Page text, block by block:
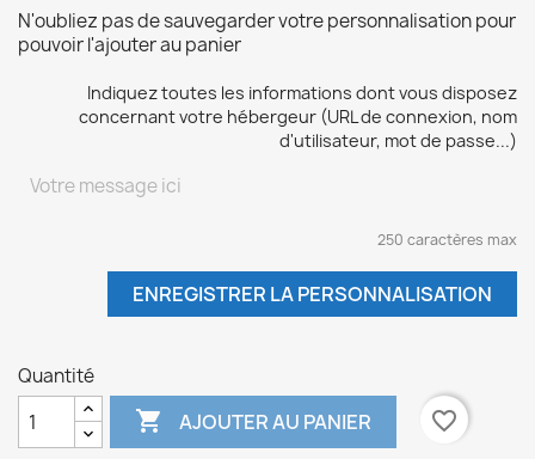
N'oubliez pas de sauvegarder votre personnalisation pour
pouvoir l'ajouter au panier
Indiquez toutes les informations dont vous disposez
concernant votre hébergeur (URL de connexion, nom
d'utilisateur, mot de passe...)
250 caractères max
ENREGISTRER LA PERSONNALISATION
Quantité
 AJOUTER AU PANIER favorite_border